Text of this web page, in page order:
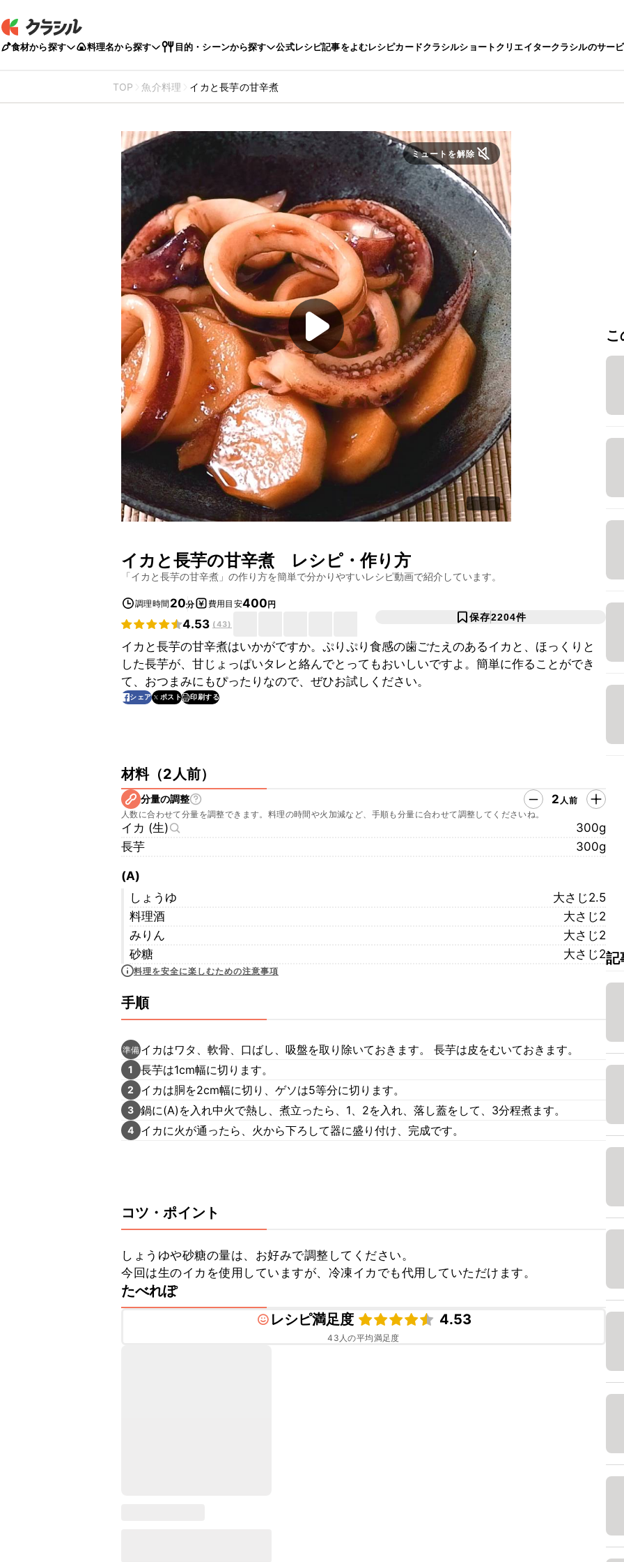
食材から探す 料理名から探す 目的・シーンから探す 公式レシピ記事をよむレシピカードクラシルショートクリエイタークラシルのサー
TOP 魚介料理 イカと長芋の甘辛煮
ミュートを解除
イカと長芋の甘辛煮 レシピ・作り方
「イカと長芋の甘辛煮 」の作り方を簡単で分かりやすいレシピ動画で紹介しています。
調理時間 20分 費用目安400円
4.53 (43)
保存2204件
イカと長芋の甘辛煮はいかがですか。ぷりぷり食感の歯ごたえのあるイカと、ほっくりと
した長芋が、甘じょっぱいタレと絡んでとってもおいしいですよ。簡単に作ることができ
て、おつまみにもぴったりなので、ぜひお試しください。
シェア ポスト 印刷する
材料（2人前）
分量の調整 2 人前
人数に合わせて分量を調整できます。料理の時間や火加減など、手順も分量に合わせて調整してくださいね。
イカ (生)
300g
長芋
300g
(A)
しょうゆ
大さじ2.5
料理酒
大さじ2
みりん
大さじ2
砂糖
大さじ2
料理を安全に楽しむための注意事項
手順
準備 イカはワタ、軟骨、口ばし、吸盤を取り除いておきます。 長芋は皮をむいておきます。
1 長芋は1cm幅に切ります。
2 イカは胴を2cm幅に切り、ゲソは5等分に切ります。
3 鍋に(A)を入れ中火で熱し、煮立ったら、1、2を入れ、落し蓋をして、3分程煮ます。
4 イカに火が通ったら、火から下ろして器に盛り付け、完成です。
コツ・ポイント
しょうゆや砂糖の量は、お好みで調整してください。
今回は生のイカを使用していますが、冷凍イカでも代用していただけます。
たべれぽ
レシピ満足度
4.53
43 人の平均満足度
記